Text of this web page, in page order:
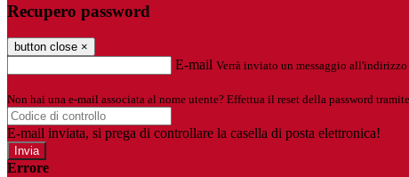
Recupero password
button close ×
E-mail Verrà inviato un messaggio
Non hai una e-mail associata al nome utente? Effettua il reset della password
E-mail inviata, si prega di controllare la casella di posta elettronica!
Errore